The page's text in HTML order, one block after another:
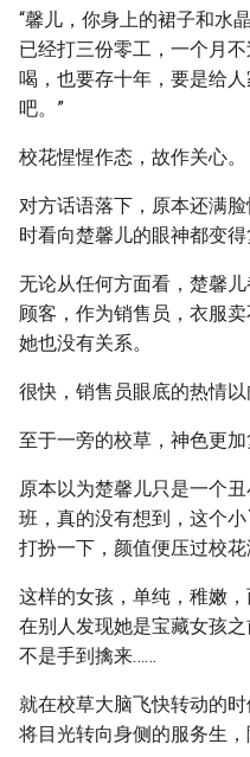
“馨儿，你身上的裙子和水
已经打三份零工，一个月
喝，也要存十年，要是给
吧。”
校花惺惺作态，故作关心。
对方话语落下，原本还满
时看向楚馨儿的眼神都变得
无论从任何方面看，楚馨
顾客，作为销售员，衣服
她也没有关系。
很快，销售员眼底的热情以
至于一旁的校草，神色更加
原本以为楚馨儿只是一个
班，真的没有想到，这个
打扮一下，颜值便压过校花
这样的女孩，单纯，稚嫩
在别人发现她是宝藏女孩
不是手到擒来……
就在校草大脑飞快转动的
将目光转向身侧的服务生，